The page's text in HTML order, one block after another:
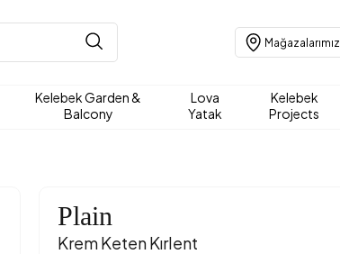
Mağazalarımız
Kelebek Garden &
Balcony
Lova
Yatak
Kelebek
Projects
Plain
Krem Keten Kırlent